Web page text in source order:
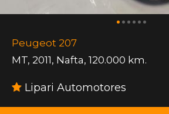
Peugeot 207
MT, 2011, Nafta, 120.000 km.
Lipari Automotores